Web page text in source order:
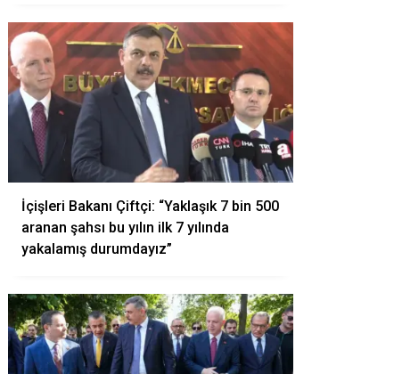
İçişleri Bakanı Çiftçi: “Yaklaşık 7 bin 500
aranan şahsı bu yılın ilk 7 yılında
yakalamış durumdayız”